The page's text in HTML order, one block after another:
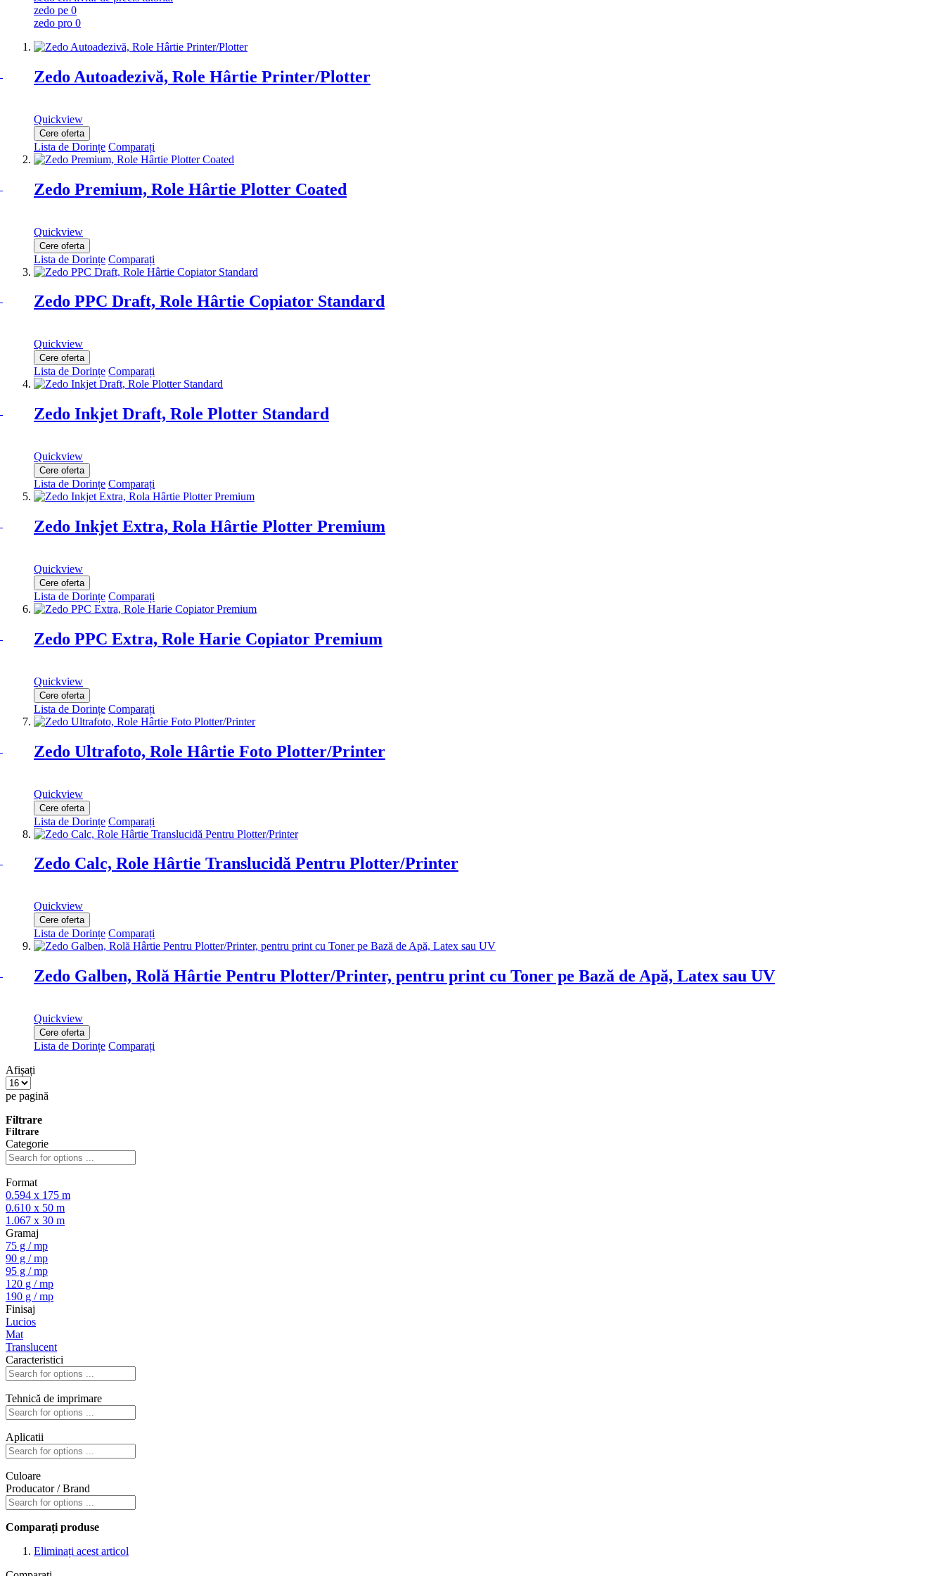
zedo pe 0
zedo pro 0
Zedo Autoadezivă, Role Hârtie Printer/Plotter
Quickview
Cere oferta
Lista de Dorințe Comparați
Zedo Premium, Role Hârtie Plotter Coated
Quickview
Cere oferta
Lista de Dorințe Comparați
Zedo PPC Draft, Role Hârtie Copiator Standard
Quickview
Cere oferta
Lista de Dorințe Comparați
Zedo Inkjet Draft, Role Plotter Standard
Quickview
Cere oferta
Lista de Dorințe Comparați
Zedo Inkjet Extra, Rola Hârtie Plotter Premium
Quickview
Cere oferta
Lista de Dorințe Comparați
Zedo PPC Extra, Role Harie Copiator Premium
Quickview
Cere oferta
Lista de Dorințe Comparați
Zedo Ultrafoto, Role Hârtie Foto Plotter/Printer
Quickview
Cere oferta
Lista de Dorințe Comparați
Zedo Calc, Role Hârtie Translucidă Pentru Plotter/Printer
Quickview
Cere oferta
Lista de Dorințe Comparați
Zedo Galben, Rolă Hârtie Pentru Plotter/Printer, pentru print cu Toner pe Bază de Apă, Latex sau UV
Quickview
Cere oferta
Lista de Dorințe Comparați
Afișați
pe pagină
Filtrare
Filtrare
Categorie
Format
0.594 x 175 m
0.610 x 50 m
1.067 x 30 m
Gramaj
75 g / mp
90 g / mp
95 g / mp
120 g / mp
190 g / mp
Finisaj
Lucios
Mat
Translucent
Caracteristici
Tehnică de imprimare
Aplicatii
Culoare
Producator / Brand
Comparați produse
Eliminați acest articol